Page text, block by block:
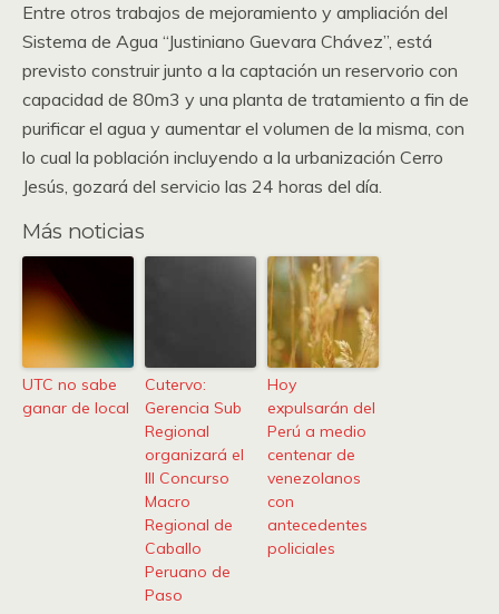
Entre otros trabajos de mejoramiento y ampliación del
Sistema de Agua “Justiniano Guevara Chávez”, está
previsto construir junto a la captación un reservorio con
capacidad de 80m3 y una planta de tratamiento a fin de
purificar el agua y aumentar el volumen de la misma, con
lo cual la población incluyendo a la urbanización Cerro
Jesús, gozará del servicio las 24 horas del día.
Más noticias
UTC no sabe
ganar de local
Cutervo:
Gerencia Sub
Regional
organizará el
III Concurso
Macro
Regional de
Caballo
Peruano de
Paso
Hoy
expulsarán del
Perú a medio
centenar de
venezolanos
con
antecedentes
policiales